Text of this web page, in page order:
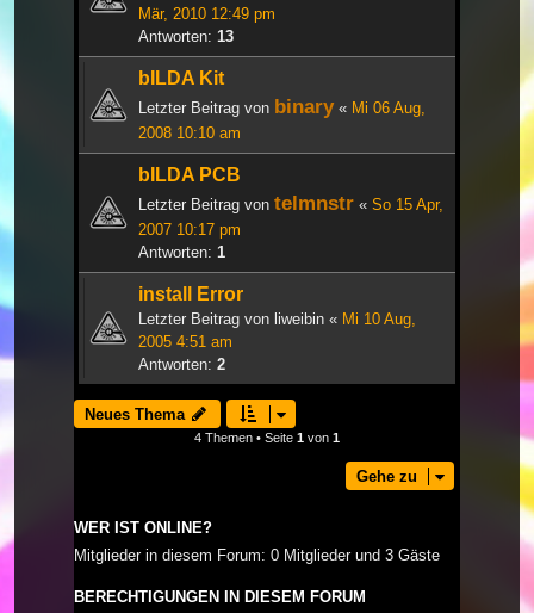
Mär, 2010 12:49 pm
Antworten: 13
bILDA Kit
Letzter Beitrag von binary« Mi 06 Aug,
2008 10:10 am
bILDA PCB
Letzter Beitrag von telmnstr « So 15 Apr,
2007 10:17 pm
Antworten: 1
install Error
Letzter Beitrag von liweibin « Mi 10 Aug,
2005 4:51 am
Antworten: 2
Neues Thema
4 Themen • Seite 1 von 1
Gehe zu
WER IST ONLINE?
Mitglieder in diesem Forum: 0 Mitglieder und 3 Gäste
BERECHTIGUNGEN IN DIESEM FORUM